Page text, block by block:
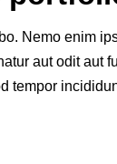
Nemo enim
aut odit aut
tempor